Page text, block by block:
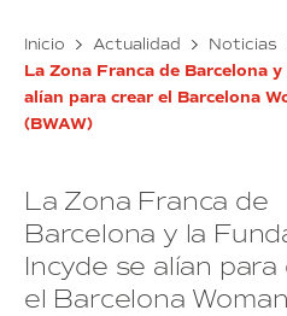
Inicio Actualidad Noticias
La Zona Franca de Barcelona
alían para crear el Barcelona
(BWAW)
La Zona Franca de
Barcelona y la
Incyde se alían para
el Barcelona Woman
BWAW
reunirá
a
50
primer
nivel